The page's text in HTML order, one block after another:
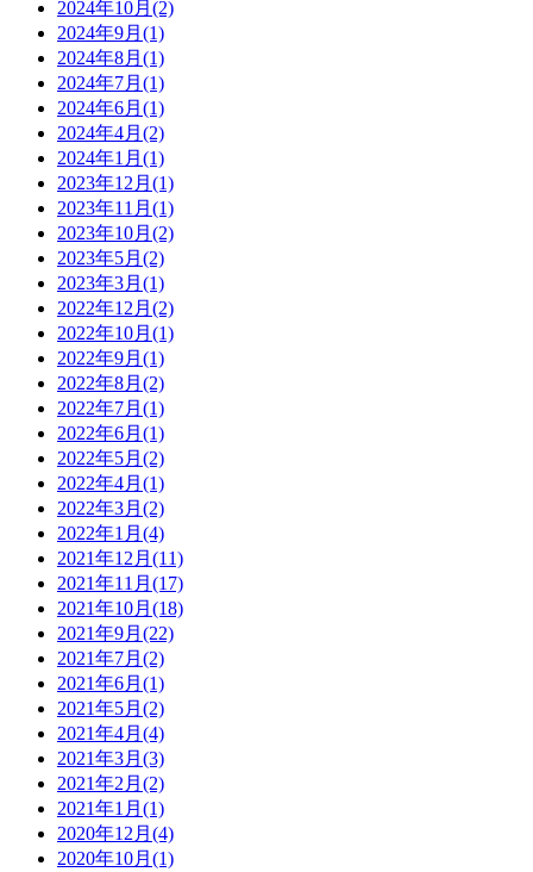
2024年10月(2)
2024年9月(1)
2024年8月(1)
2024年7月(1)
2024年6月(1)
2024年4月(2)
2024年1月(1)
2023年12月(1)
2023年11月(1)
2023年10月(2)
2023年5月(2)
2023年3月(1)
2022年12月(2)
2022年10月(1)
2022年9月(1)
2022年8月(2)
2022年7月(1)
2022年6月(1)
2022年5月(2)
2022年4月(1)
2022年3月(2)
2022年1月(4)
2021年12月(11)
2021年11月(17)
2021年10月(18)
2021年9月(22)
2021年7月(2)
2021年6月(1)
2021年5月(2)
2021年4月(4)
2021年3月(3)
2021年2月(2)
2021年1月(1)
2020年12月(4)
2020年10月(1)